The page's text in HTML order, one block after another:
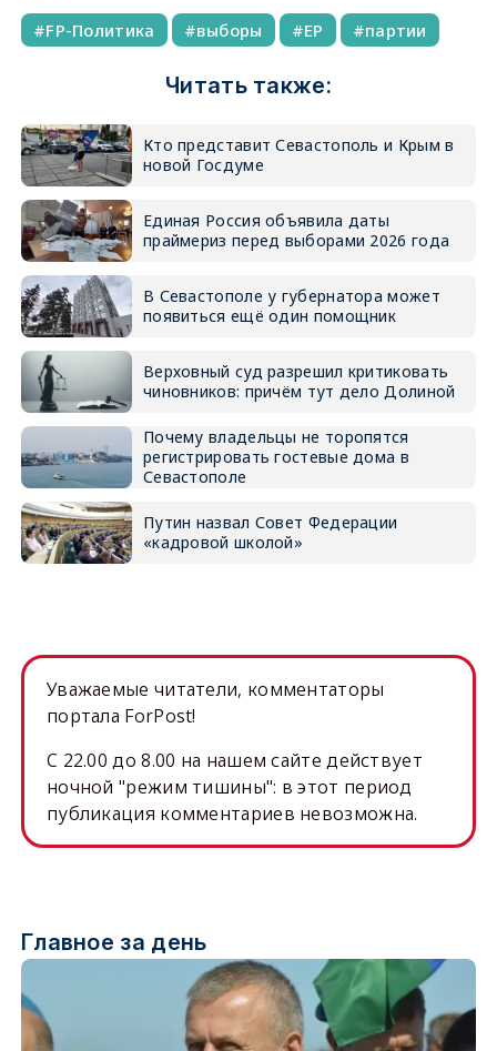
FP-Политика выборы ЕР партии
Читать также:
Кто представит Севастополь и Крым в
новой Госдуме
Единая Россия объявила даты
праймериз перед выборами 2026 года
В Севастополе у губернатора может
появиться ещё один помощник
Верховный суд разрешил критиковать
чиновников: причём тут дело Долиной
Почему владельцы не торопятся
регистрировать гостевые дома в
Севастополе
Путин назвал Совет Федерации
«кадровой школой»
Уважаемые читатели, комментаторы
портала ForPost!
C 22.00 до 8.00 на нашем сайте действует
ночной "режим тишины": в этот период
публикация комментариев невозможна.
Главное за день